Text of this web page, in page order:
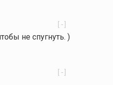
[-]
не спугнуть. )
[-]